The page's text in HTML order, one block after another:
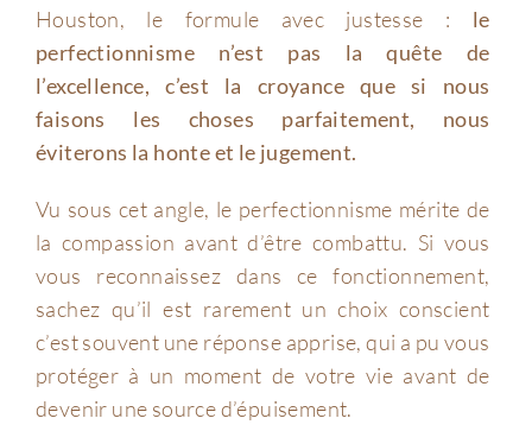
Houston, le formule avec justesse : le
perfectionnisme n’est pas la quête de
l’excellence, c’est la croyance que si nous
faisons les choses parfaitement, nous
éviterons la honte et le jugement.
Vu sous cet angle, le perfectionnisme mérite de
la compassion avant d’être combattu. Si vous
vous reconnaissez dans ce fonctionnement,
sachez qu’il est rarement un choix conscient
c’est souvent une réponse apprise, qui a pu vous
protéger à un moment de votre vie avant de
devenir une source d’épuisement.